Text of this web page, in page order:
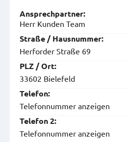
Ansprech­partner:
Herr Kunden Team
Straße / Hausnummer:
Herforder Straße 69
PLZ / Ort:
33602 Bielefeld
Telefon:
Telefonnummer anzeigen
Telefon 2:
Telefonnummer anzeigen